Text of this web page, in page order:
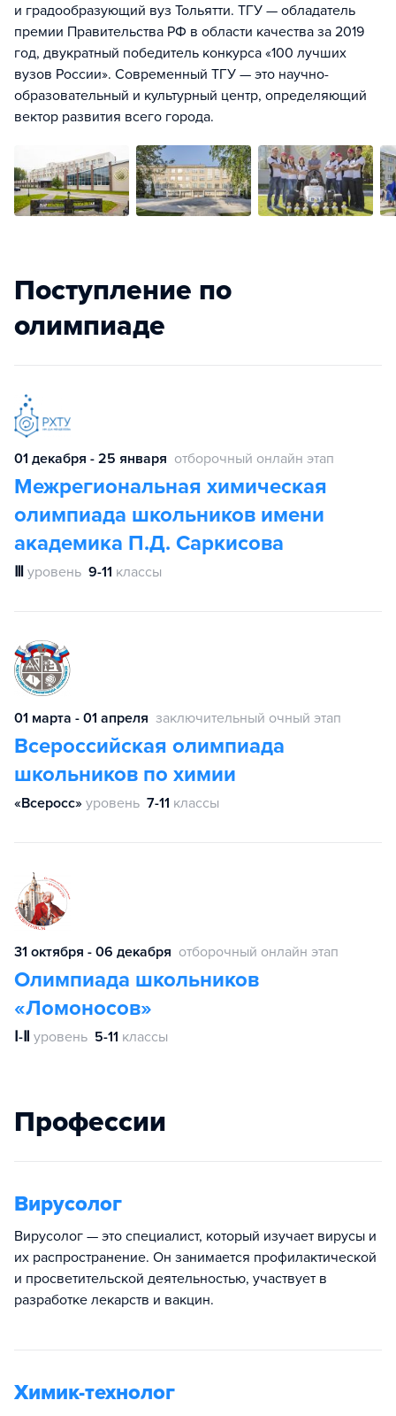
и градообразующий вуз Тольятти. ТГУ — обладатель
премии Правительства РФ в области качества за 2019
год, двукратный победитель конкурса «100 лучших
вузов России». Современный ТГУ — это научно-
образовательный и культурный центр, определяющий
вектор развития всего города.
Поступление по
олимпиаде
01 декабря - 25 января отборочный онлайн этап
Межрегиональная химическая
олимпиада школьников имени
академика П.Д. Саркисова
Ⅲ уровень 9-11 классы
01 марта - 01 апреля заключительный очный этап
Всероссийская олимпиада
школьников по химии
«Всеросс» уровень 7-11 классы
31 октября - 06 декабря отборочный онлайн этап
Олимпиада школьников
«Ломоносов»
Ⅰ-Ⅱ уровень 5-11 классы
Профессии
Вирусолог
Вирусолог — это специалист, который изучает вирусы и
их распространение. Он занимается профилактической
и просветительской деятельностью, участвует в
разработке лекарств и вакцин.
Химик-технолог